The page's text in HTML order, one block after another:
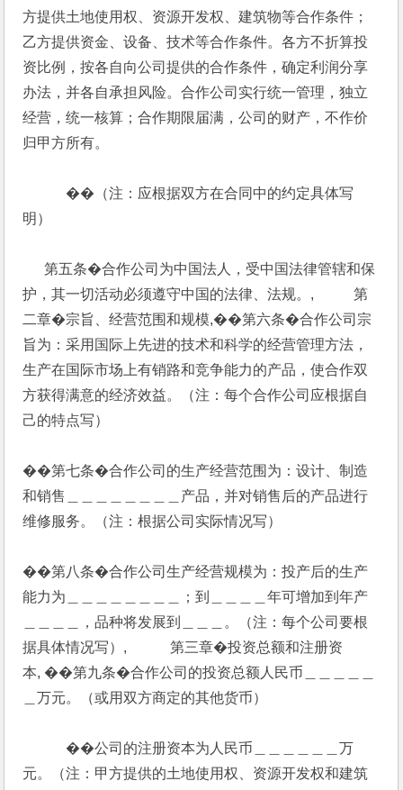
方提供土地使用权、资源开发权、建筑物等合作条件；
乙方提供资金、设备、技术等合作条件。各方不折算投
资比例，按各自向公司提供的合作条件，确定利润分享
办法，并各自承担风险。合作公司实行统一管理，独立
经营，统一核算；合作期限届满，公司的财产，不作价
归甲方所有。
��（注：应根据双方在合同中的约定具体写
明）
第五条�合作公司为中国法人，受中国法律管辖和保
护，其一切活动必须遵守中国的法律、法规。,           第
二章�宗旨、经营范围和规模,��第六条�合作公司宗
旨为：采用国际上先进的技术和科学的经营管理方法，
生产在国际市场上有销路和竞争能力的产品，使合作双
方获得满意的经济效益。（注：每个合作公司应根据自
己的特点写）
��第七条�合作公司的生产经营范围为：设计、制造
和销售＿＿＿＿＿＿＿＿产品，并对销售后的产品进行
维修服务。（注：根据公司实际情况写）
��第八条�合作公司生产经营规模为：投产后的生产
能力为＿＿＿＿＿＿＿＿；到＿＿＿＿年可增加到年产
＿＿＿＿，品种将发展到＿＿＿。（注：每个公司要根
据具体情况写）,            第三章�投资总额和注册资
本, ��第九条�合作公司的投资总额人民币＿＿＿＿＿
＿万元。（或用双方商定的其他货币）
��公司的注册资本为人民币＿＿＿＿＿＿万
元。（注：甲方提供的土地使用权、资源开发权和建筑